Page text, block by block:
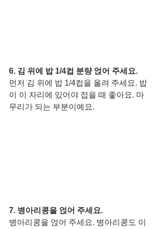
6. 김 위에 밥 1/4컵 분량 얹어 주세요.
먼저 김 위에 밥 1/4컵을 올려 주세요. 밥
이 이 자리에 있어야 접을 때 좋아요. 마
무리가 되는 부분이예요.
7. 병아리콩을 얹어 주세요.
병아리콩을 얹어 주세요. 병아리콩도 이